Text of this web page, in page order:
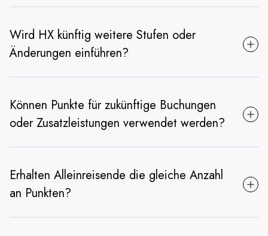
Wird HX künftig weitere Stufen oder
Änderungen einführen?
Können Punkte für zukünftige Buchungen
oder Zusatzleistungen verwendet werden?
Erhalten Alleinreisende die gleiche Anzahl
an Punkten?